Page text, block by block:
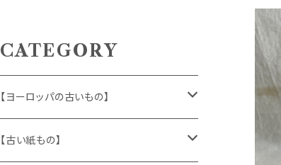
CATEGORY
【ヨーロッパの古いもの】
ヴィンテージアクセサリー
【古い紙もの】